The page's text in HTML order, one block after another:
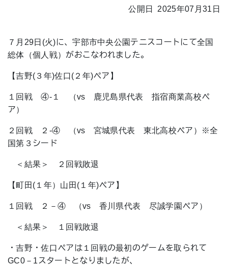
公開日 2025年07月31日
７月29日(火)に、宇部市中央公園テニスコートにて全国
総体（個人戦）がおこなわれました。
【吉野(３年)佐口(２年)ペア】
１回戦 ④-１ （vs 鹿児島県代表 指宿商業高校ペ
ア）
２回戦 ２-④ （vs 宮城県代表 東北高校ペア）※全
国第３シード
＜結果＞ ２回戦敗退
【町田(１年）山田(１年)ペア】
１回戦 ２－④ （vs 香川県代表 尽誠学園ペア）
＜結果＞ １回戦敗退
・吉野・佐口ペアは１回戦の最初のゲームを取られて
GC0－1スタートとなりましたが、